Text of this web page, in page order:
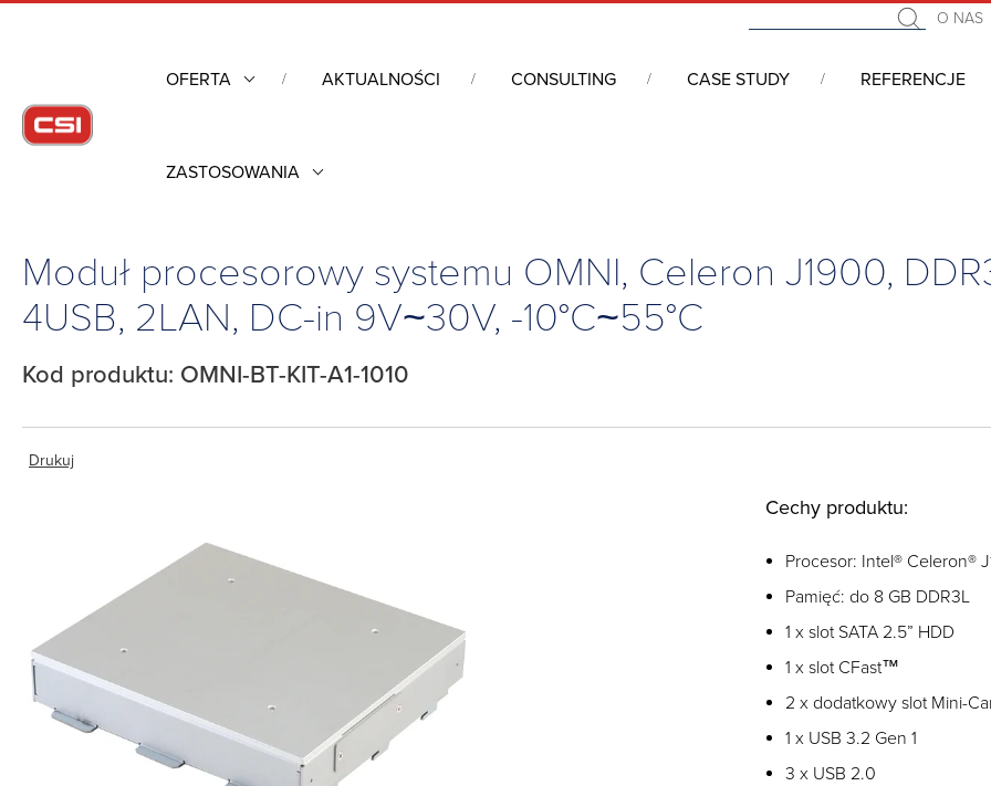
O NAS
OFERTA AKTUALNOŚCI CONSULTING CASE STUDY REFERENCJE
ZASTOSOWANIA
Komputery przemysłowe
Moduł procesorowy systemu OMNI, Celeron J1900,
4USB, 2LAN, DC-in 9V~30V, -10°C~55°C
Kod produktu: OMNI-BT-KIT-A1-1010
Drukuj
Cechy produktu:
Procesor: Intel® Celeron®
Pamięć: do 8 GB DDR3L
1 x slot SATA 2.5” HDD
1 x slot CFast™
2 x dodatkowy slot Mini-
1 x USB 3.2 Gen 1
3 x USB 2.0